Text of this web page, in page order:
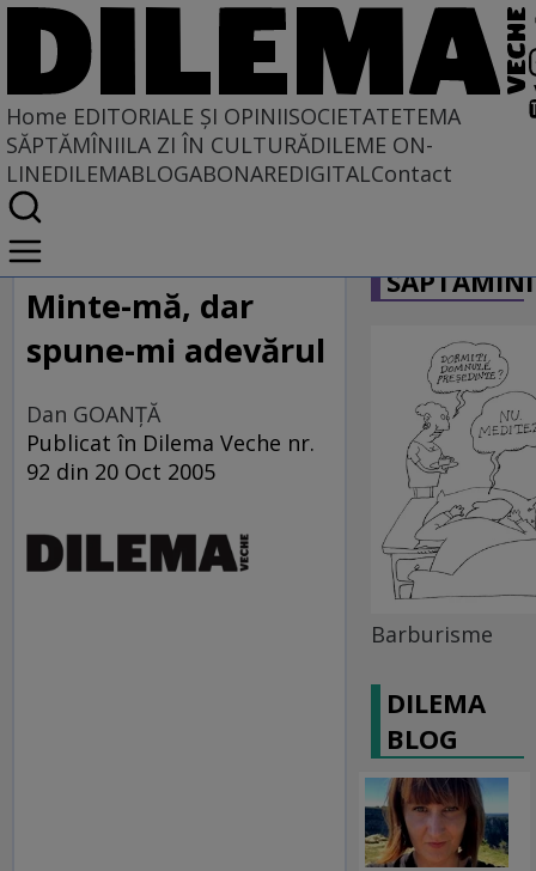
Home EDITORIALE ȘI OPINIISOCIETATETEMA
SĂPTĂMÎNIILA ZI ÎN CULTURĂDILEME ON-
LINEDILEMABLOGABONAREDIGITALContact
Home
EDITORIALE ȘI OPINII
TÎLC SHOW
Minte-mă, dar
spune-mi adevărul
Dan GOANŢĂ
Publicat în Dilema Veche nr.
92 din 20 Oct 2005
Barburisme
DILEMA
BLOG